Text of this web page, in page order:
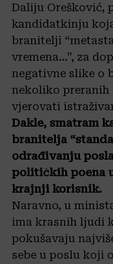
Daliju Orešković,
kandidatkinju
branitelji
vremena…”, za
negativne slike o
nekoliko
vjerovati
Dakle, smatram
branitelja
odrađivanju
političkih poena
krajnji korisnik.
Naravno, u
ima krasnih ljudi
pokušavaju
sebe u poslu koji